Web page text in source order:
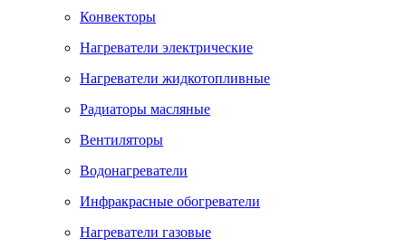
Конвекторы
Нагреватели электрические
Нагреватели жидкотопливные
Радиаторы масляные
Вентиляторы
Водонагреватели
Инфракрасные обогреватели
Нагреватели газовые